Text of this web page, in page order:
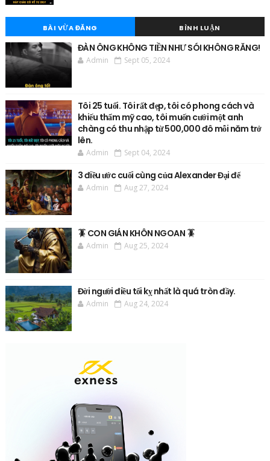
BÀI VỪA ĐĂNG BÌNH LUẬN
ĐÀN ÔNG KHÔNG TIỀN NHƯ SÓI KHÔNG RĂNG!
Admin Sept 05, 2024
Tôi 25 tuổi. Tôi rất đẹp, tôi có phong cách và
khiếu thẩm mỹ cao, tôi muốn cưới một anh
chàng có thu nhập từ 500,000 đô mỗi năm trở
lên.
Admin Sept 04, 2024
3 điều ước cuối cùng của Alexander Đại đế
Admin Aug 27, 2024
🪳 CON GIÁN KHÔN NGOAN 🪳
Admin Aug 25, 2024
Đời người điều tối kỵ nhất là quá tròn đầy.
Admin Aug 24, 2024